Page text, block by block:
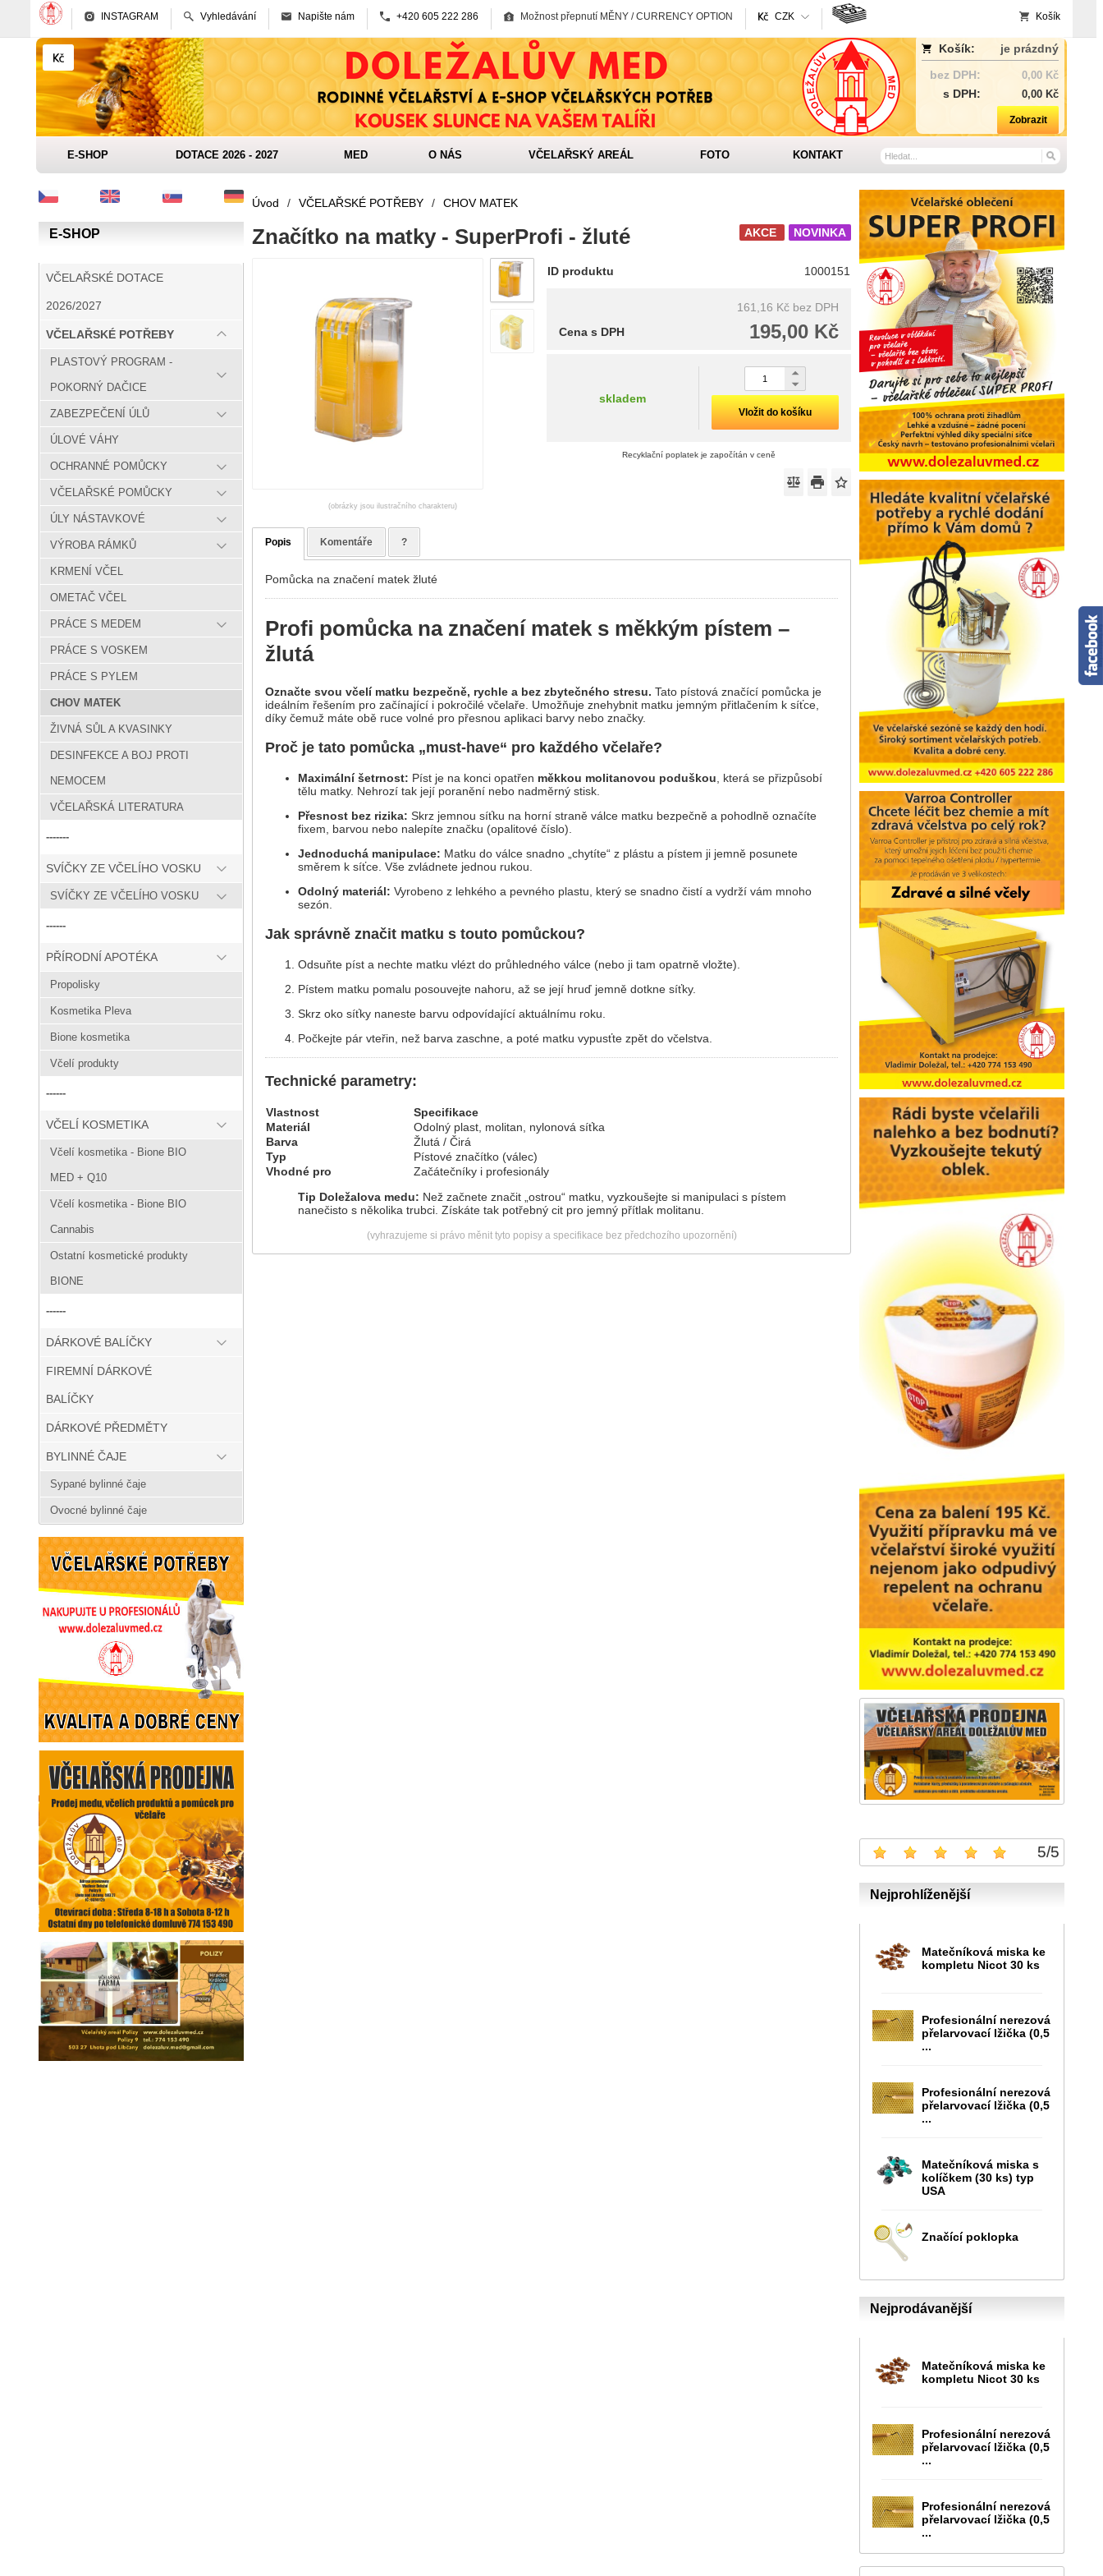
INSTAGRAM Vyhledávání Napište nám +420 605 222 286 Možnost přepnutí MĚNY / CURRENCY OPTION CZK Košík
Košík:
je prázdný
bez DPH:
0,00 Kč
s DPH: 0,00 Kč
Zobrazit
E-SHOP DOTACE 2026 - 2027 MED O NÁS VČELAŘSKÝ AREÁL FOTO KONTAKT
E-SHOP
VČELAŘSKÉ DOTACE
2026/2027
VČELAŘSKÉ POTŘEBY
PLASTOVÝ PROGRAM -
POKORNÝ DAČICE
ZABEZPEČENÍ ÚLŮ
ÚLOVÉ VÁHY
OCHRANNÉ POMŮCKY
VČELAŘSKÉ POMŮCKY
ÚLY NÁSTAVKOVÉ
VÝROBA RÁMKŮ
KRMENÍ VČEL
OMETAČ VČEL
PRÁCE S MEDEM
PRÁCE S VOSKEM
PRÁCE S PYLEM
CHOV MATEK
ŽIVNÁ SŮL A KVASINKY
DESINFEKCE A BOJ PROTI
NEMOCEM
VČELAŘSKÁ LITERATURA
-------
SVÍČKY ZE VČELÍHO VOSKU
SVÍČKY ZE VČELÍHO VOSKU
------
PŘÍRODNÍ APOTÉKA
Propolisky
Kosmetika Pleva
Bione kosmetika
Včelí produkty
------
VČELÍ KOSMETIKA
Včelí kosmetika - Bione BIO
MED + Q10
Včelí kosmetika - Bione BIO
Cannabis
Ostatní kosmetické produkty
BIONE
------
DÁRKOVÉ BALÍČKY
FIREMNÍ DÁRKOVÉ
BALÍČKY
DÁRKOVÉ PŘEDMĚTY
BYLINNÉ ČAJE
Sypané bylinné čaje
Ovocné bylinné čaje
5/5
Nejprohlíženější
Matečníková miska ke
kompletu Nicot 30 ks
Profesionální nerezová
přelarvovací lžička (0,5
...
Profesionální nerezová
přelarvovací lžička (0,5
...
Matečníková miska s
kolíčkem (30 ks) typ
USA
Značící poklopka
Nejprodávanější
Matečníková miska ke
kompletu Nicot 30 ks
Profesionální nerezová
přelarvovací lžička (0,5
...
Profesionální nerezová
přelarvovací lžička (0,5
...
Úvod / VČELAŘSKÉ POTŘEBY / CHOV MATEK
NOVINKA
AKCE
Značítko na matky - SuperProfi - žluté
(obrázky jsou ilustračního charakteru)
ID produktu 1000151
161,16 Kč bez DPH
195,00 Kč
Cena s DPH
skladem
Vložit do košíku
Recyklační poplatek je započítán v ceně
Popis Komentáře ?
Pomůcka na značení matek žluté
Profi pomůcka na značení matek s měkkým pístem –
žlutá
Označte svou včelí matku bezpečně, rychle a bez zbytečného stresu. Tato pístová značící pomůcka je
ideálním řešením pro začínající i pokročilé včelaře. Umožňuje znehybnit matku jemným přitlačením k síťce,
díky čemuž máte obě ruce volné pro přesnou aplikaci barvy nebo značky.
Proč je tato pomůcka „must-have“ pro každého včelaře?
Maximální šetrnost: Píst je na konci opatřen měkkou molitanovou poduškou , která se přizpůsobí
tělu matky. Nehrozí tak její poranění nebo nadměrný stisk.
Přesnost bez rizika: Skrz jemnou síťku na horní straně válce matku bezpečně a pohodlně označíte
fixem, barvou nebo nalepíte značku (opalitové číslo).
Jednoduchá manipulace: Matku do válce snadno „chytíte“ z plástu a pístem ji jemně posunete
směrem k síťce. Vše zvládnete jednou rukou.
Odolný materiál: Vyrobeno z lehkého a pevného plastu, který se snadno čistí a vydrží vám mnoho
sezón.
Jak správně značit matku s touto pomůckou?
Odsuňte píst a nechte matku vlézt do průhledného válce (nebo ji tam opatrně vložte).
Pístem matku pomalu posouvejte nahoru, až se její hruď jemně dotkne síťky.
Skrz oko síťky naneste barvu odpovídající aktuálnímu roku.
Počkejte pár vteřin, než barva zaschne, a poté matku vypusťte zpět do včelstva.
Technické parametry:
Vlastnost
Specifikace
Materiál
Odolný plast, molitan, nylonová síťka
Barva
Žlutá / Čirá
Typ
Pístové značítko (válec)
Vhodné pro
Začátečníky i profesionály
Tip Doležalova medu: Než začnete značit „ostrou“ matku, vyzkoušejte si manipulaci s pístem
nanečisto s několika trubci. Získáte tak potřebný cit pro jemný přítlak molitanu.
(vyhrazujeme si právo měnit tyto popisy a specifikace bez předchozího upozornění)